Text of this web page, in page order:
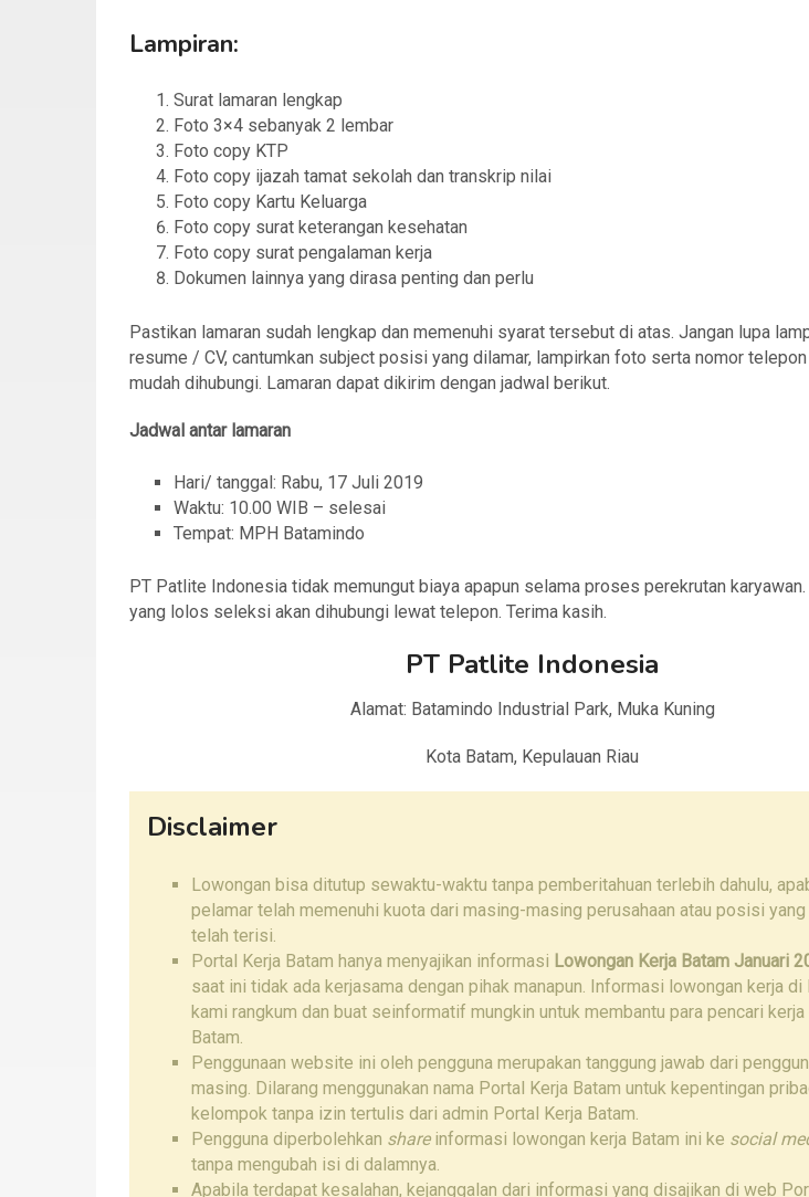
Lampiran:
Surat lamaran lengkap
Foto 3×4 sebanyak 2 lembar
Foto copy KTP
Foto copy ijazah tamat sekolah dan transkrip nilai
Foto copy Kartu Keluarga
Foto copy surat keterangan kesehatan
Foto copy surat pengalaman kerja
Dokumen lainnya yang dirasa penting dan perlu
Pastikan lamaran sudah lengkap dan memenuhi syarat tersebut di atas. Jangan lupa
resume / CV, cantumkan subject posisi yang dilamar, lampirkan foto serta nomor
mudah dihubungi. Lamaran dapat dikirim dengan jadwal berikut.
Jadwal antar lamaran
Hari/ tanggal: Rabu, 17 Juli 2019
Waktu: 10.00 WIB – selesai
Tempat: MPH Batamindo
PT Patlite Indonesia tidak memungut biaya apapun selama proses perekrutan karyawan.
yang lolos seleksi akan dihubungi lewat telepon. Terima kasih.
PT Patlite Indonesia
Alamat: Batamindo Industrial Park, Muka Kuning
Kota Batam, Kepulauan Riau
Disclaimer
Lowongan bisa ditutup sewaktu-waktu tanpa pemberitahuan terlebih dahulu,
pelamar telah memenuhi kuota dari masing-masing perusahaan atau posisi
telah terisi.
Portal Kerja Batam hanya menyajikan informasi Lowongan Kerja Batam Januari
saat ini tidak ada kerjasama dengan pihak manapun. Informasi lowongan kerja di
kami rangkum dan buat seinformatif mungkin untuk membantu para pencari kerja
Batam.
Penggunaan website ini oleh pengguna merupakan tanggung jawab dari
masing. Dilarang menggunakan nama Portal Kerja Batam untuk kepentingan
kelompok tanpa izin tertulis dari admin Portal Kerja Batam.
Pengguna diperbolehkan shareinformasi lowongan kerja Batam ini ke social
tanpa mengubah isi di dalamnya.
Apabila terdapat kesalahan, kejanggalan dari informasi yang disajikan di web